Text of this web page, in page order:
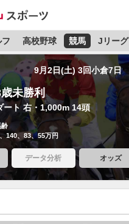
フ 高校野球 競馬 Jリーグ
9月2日(土) 3回小倉7日
未勝利
ート 右・1,000m 14頭
齢
140、83、55万円
データ分析 オッズ